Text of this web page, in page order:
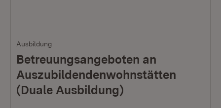
Ausbildung
Betreuungsangeboten an
Auszubildendenwohnstätten
(Duale Ausbildung)